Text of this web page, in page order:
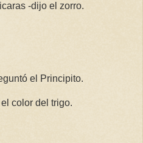
-dijo el zorro.
el Principito.
color del trigo.